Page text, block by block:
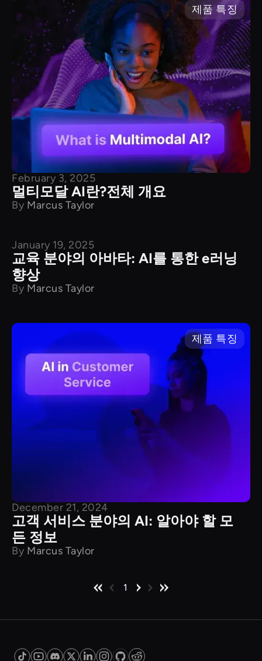
제품 특징
February 3, 2025
멀티모달 AI란?전체 개요
By Marcus Taylor
튜토리얼
January 19, 2025
교육 분야의 아바타: AI를 통한 e러닝
향상
By Marcus Taylor
제품 특징
December 21, 2024
고객 서비스 분야의 AI: 알아야 할 모
든 정보
By Marcus Taylor
1